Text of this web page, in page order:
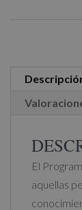
El
aquellas